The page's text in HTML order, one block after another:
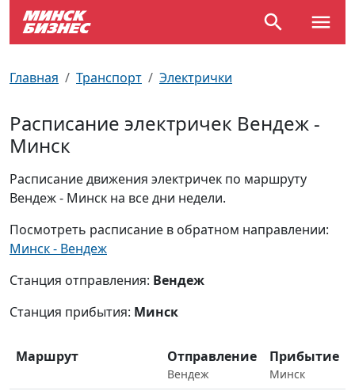
Главная Транспорт Электрички
Расписание электричек Вендеж -
Минск
Расписание движения электричек по маршруту
Вендеж - Минск на все дни недели.
Посмотреть расписание в обратном направлении:
Минск - Вендеж
Станция отправления: Вендеж
Станция прибытия: Минск
Маршрут Отправление
Вендеж
Прибытие
Минск
Возле метро
Почтовые индексы
Улицы Минска
Производственный календарь
Схема метро
Пробки на дорогах
Самолеты